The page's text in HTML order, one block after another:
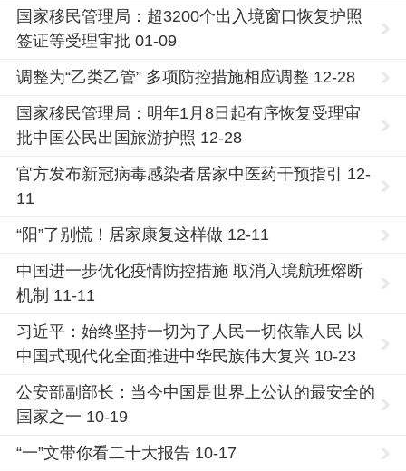
国家移民管理局：超3200个出入境窗口恢复护照
签证等受理审批 01-09
调整为“乙类乙管” 多项防控措施相应调整 12-28
国家移民管理局：明年1月8日起有序恢复受理审
批中国公民出国旅游护照 12-28
官方发布新冠病毒感染者居家中医药干预指引 12-
11
“阳”了别慌！居家康复这样做 12-11
中国进一步优化疫情防控措施 取消入境航班熔断
机制 11-11
习近平：始终坚持一切为了人民一切依靠人民 以
中国式现代化全面推进中华民族伟大复兴 10-23
公安部副部长：当今中国是世界上公认的最安全的
国家之一 10-19
“一”文带你看二十大报告 10-17